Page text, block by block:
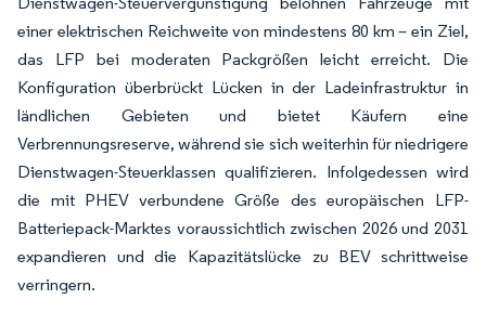
einer elektrischen Reichweite von mindestens 80 km – ein Ziel,
das LFP bei moderaten Packgrößen leicht erreicht. Die
Konfiguration überbrückt Lücken in der Ladeinfrastruktur in
ländlichen Gebieten und bietet Käufern eine
Verbrennungsreserve, während sie sich weiterhin für niedrigere
Dienstwagen-Steuerklassen qualifizieren. Infolgedessen wird
die mit PHEV verbundene Größe des europäischen LFP-
Batteriepack-Marktes voraussichtlich zwischen 2026 und 2031
expandieren und die Kapazitätslücke zu BEV schrittweise
verringern.